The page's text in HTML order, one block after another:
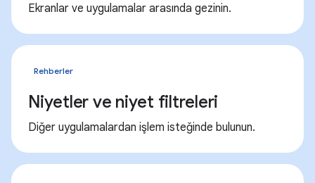
Ekranlar ve uygulamalar arasında gezinin.
Rehberler
Niyetler ve niyet filtreleri
Diğer uygulamalardan işlem isteğinde bulunun.